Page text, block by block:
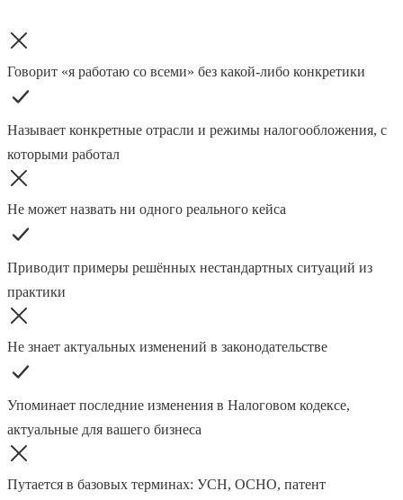
Говорит «я работаю со всеми» без какой-либо конкретики
Называет конкретные отрасли и режимы налогообложения, с
которыми работал
Не может назвать ни одного реального кейса
Приводит примеры решённых нестандартных ситуаций из
практики
Не знает актуальных изменений в законодательстве
Упоминает последние изменения в Налоговом кодексе,
актуальные для вашего бизнеса
Путается в базовых терминах: УСН, ОСНО, патент